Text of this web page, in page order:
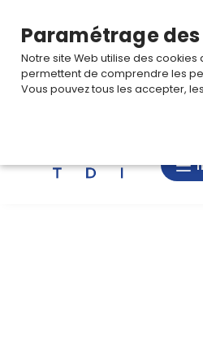
Paramétrage
Notre site Web utilise des
permettent de comprendre les
Vous pouvez tous les accepter,